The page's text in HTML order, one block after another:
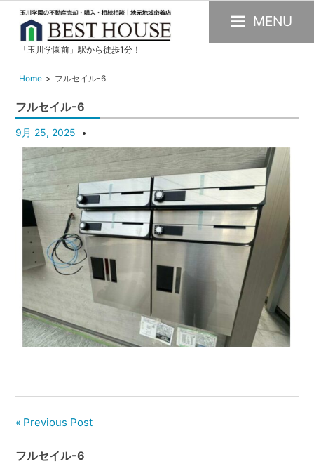
玉
川
園
の
不
動
産
購
入・
売
却・
賃
管
理
域
密
BEST
「玉川学園前」駅から徒歩1分！
MENU
Home フルセイル-6
フルセイル-6
9月 25, 2025
Previous Post
フルセイル-6